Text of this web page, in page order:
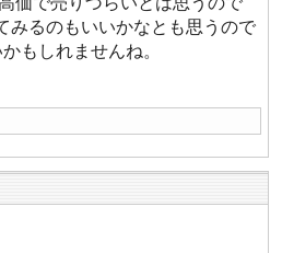
みるのもいいかなとも思うので
もしれませんね。